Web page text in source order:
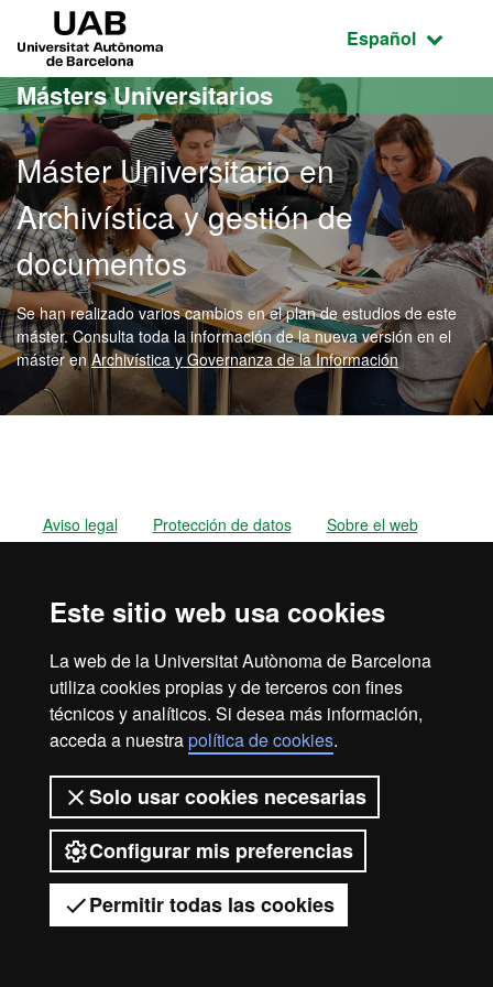
Este sitio web usa cookies
La web de la Universitat Autònoma de Barcelona
utiliza cookies propias y de terceros con fines
técnicos y analíticos. Si desea más información,
acceda a nuestrapolítica de cookies.
Solo usar cookies necesarias
Configurar mis preferencias
Permitir todas las cookies
Acceso al contenido principal
Acceso a la navegación de la página
Idioma
Español
Másters Universitarios
Máster Universitario en
Archivística y gestión de
documentos
Se han realizado varios cambios en el plan de estudios de este
máster. Consulta toda la información de la nueva versión en el
máster enArchivística y Governanza de la Información
Tienes dudas?
Aviso legal Protección de datos
Sobre el web
2026 Universitat Autònoma de
Barcelona